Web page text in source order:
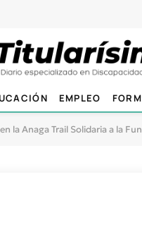
EMPLEO
la Anaga Trail Solidaria a la